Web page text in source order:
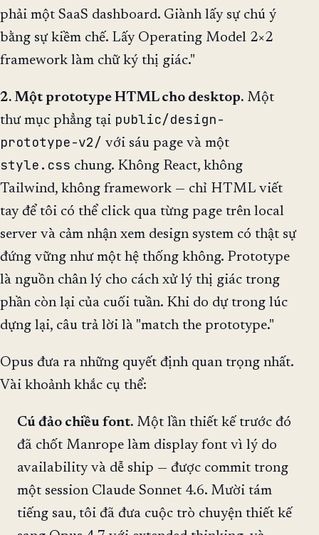
phải một SaaS dashboard. Giành lấy sự chú ý
bằng sự kiềm chế. Lấy Operating Model 2×2
framework làm chữ ký thị giác."
2. Một prototype HTML cho desktop. Một
thư mục phẳng tại public/design-
prototype-v2/ với sáu page và một
style.css chung. Không React, không
Tailwind, không framework — chỉ HTML viết
tay để tôi có thể click qua từng page trên local
server và cảm nhận xem design system có thật sự
đứng vững như một hệ thống không. Prototype
là nguồn chân lý cho cách xử lý thị giác trong
phần còn lại của cuối tuần. Khi do dự trong lúc
dựng lại, câu trả lời là "match the prototype."
Opus đưa ra những quyết định quan trọng nhất.
Vài khoảnh khắc cụ thể:
Cú đảo chiều font. Một lần thiết kế trước đó
đã chốt Manrope làm display font vì lý do
availability và dễ ship — được commit trong
một session Claude Sonnet 4.6. Mười tám
tiếng sau, tôi đã đưa cuộc trò chuyện thiết kế